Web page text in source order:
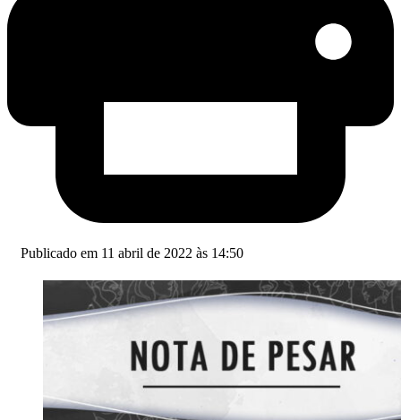
Publicado em 11 abril de 2022 às 14:50